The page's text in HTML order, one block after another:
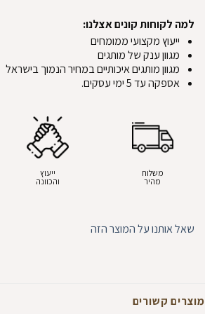
למה לקוחות קונים אצלנו:
ייעוץ מקצועי ממומחים
מגוון ענק של מותגים
מגוון מותגים איכותיים במחיר הנמוך בישראל
אספקה עד 5 ימי עסקים.
משלוח
מהיר
ייעוץ
והכוונה
שאל אותנו על המוצר הזה
מוצרים קשורים